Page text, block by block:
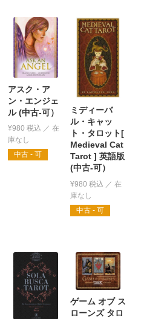
アスク・ア
ン・エンジェ
ル (中古-可）
¥980 税込
中古 - 可
ミディーバ
ル・キャッ
ト・タロット[
Medieval Cat
Tarot ] 英語版
(中古-可）
¥980 税込
中古 - 可
ゲーム オブ ス
ローンズ タロ